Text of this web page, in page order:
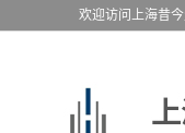
欢迎访问上海昔